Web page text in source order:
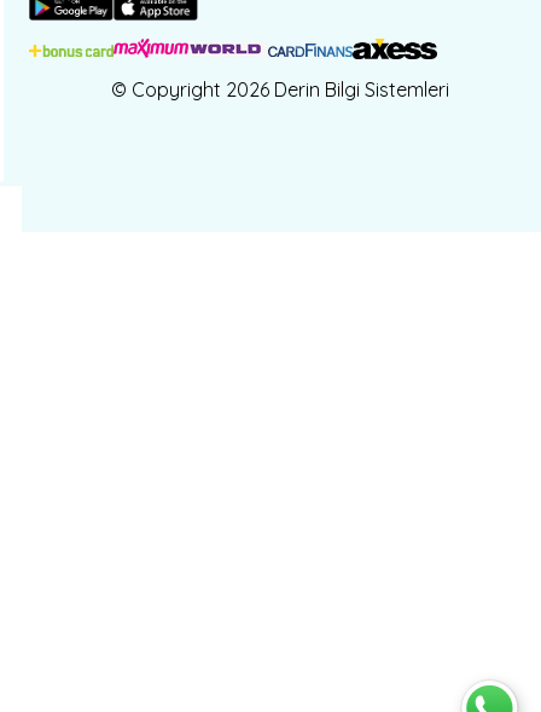
© Copyright 2026 Derin Bilgi Sistemleri